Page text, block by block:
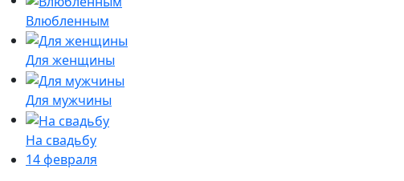
Влюбленным
Для женщины
Для мужчины
На свадьбу
14 февраля